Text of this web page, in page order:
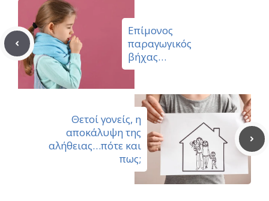
Επίμονος
παραγωγικός
βήχας…
Θετοί γονείς, η
αποκάλυψη της
αλήθειας…πότε και
πως;